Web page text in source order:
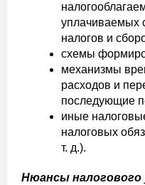
уплачиваемых
налогов и
схемы
механизмы
расходов и
последующие
иные
налоговых
т. д.).
Нюансы налогового